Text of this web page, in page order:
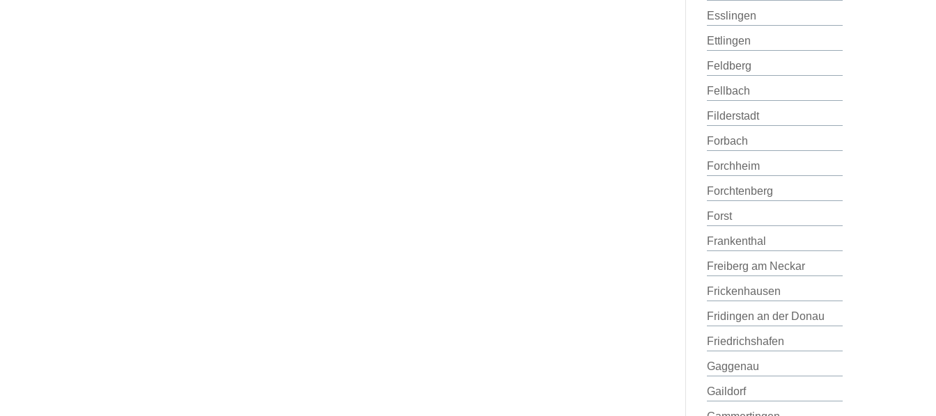
Esslingen
Ettlingen
Feldberg
Fellbach
Filderstadt
Forbach
Forchheim
Forchtenberg
Forst
Frankenthal
Freiberg am Neckar
Frickenhausen
Fridingen an der Donau
Friedrichshafen
Gaggenau
Gaildorf